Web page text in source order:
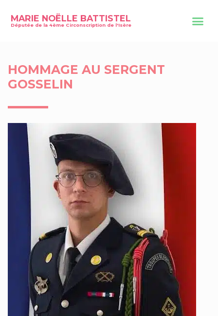
MARIE NOËLLE BATTISTEL
Députée de la 4ème Circonscription de l'Isère
HOMMAGE AU SERGENT
GOSSELIN